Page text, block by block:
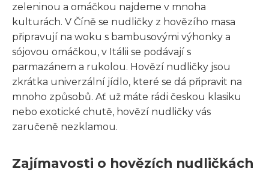
zeleninou a omáčkou najdeme v mnoha
kulturách. V Číně se nudličky z hovězího masa
připravují na woku s bambusovými výhonky a
sójovou omáčkou, v Itálii se podávají s
parmazánem a rukolou. Hovězí nudličky jsou
zkrátka univerzální jídlo, které se dá připravit na
mnoho způsobů. Ať už máte rádi českou klasiku
nebo exotické chutě, hovězí nudličky vás
zaručeně nezklamou.
Zajímavosti o hovězích nudličkách